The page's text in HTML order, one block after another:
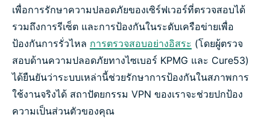
เพื่อการรักษาความปลอดภัยของเซิร์ฟเวอร์ที่ตรวจสอบได้
รวมถึงการรีเซ็ต และการป้องกันในระดับเครือข่ายเพื่อ
ป้องกันการรั่วไหล การตรวจสอบอย่างอิสระ (โดยผู้ตรวจ
สอบด้านความปลอดภัยทางไซเบอร์ KPMG และ Cure53)
ได้ยืนยันว่าระบบเหล่านี้ช่วยรักษาการป้องกันในสภาพการ
ใช้งานจริงได้ สถาปัตยกรรม VPN ของเราจะช่วยปกป้อง
ความเป็นส่วนตัวของคุณ